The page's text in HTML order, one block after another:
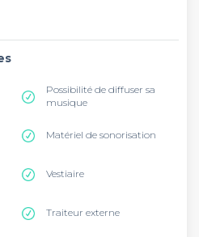
Possibilité de diffuser sa
musique
Matériel de sonorisation
Vestiaire
Traiteur externe